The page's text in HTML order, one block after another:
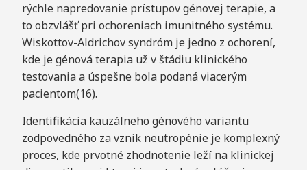
rýchle napredovanie prístupov génovej terapie, a
to obzvlášť pri ochoreniach imunitného systému.
Wiskottov-Aldrichov syndróm je jedno z ochorení,
kde je génová terapia už v štádiu klinického
testovania a úspešne bola podaná viacerým
pacientom(16).
Identifikácia kauzálneho génového variantu
zodpovedného za vznik neutropénie je komplexný
proces, kde prvotné zhodnotenie leží na klinickej